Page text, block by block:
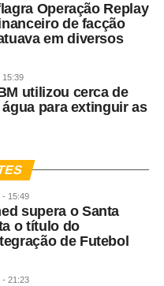
Operação Replay
de facção
em diversos
15:39
utilizou cerca de
para extinguir as
- 15:49
supera o Santa
o título do
de Futebol
- 21:23